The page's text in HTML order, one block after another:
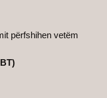
përfshihen vetëm